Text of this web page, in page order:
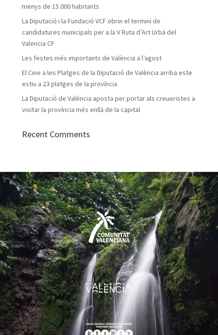
menys de 15.000 habitants
La Diputació i la Fundació VCF obrin el termini de
candidatures municipals per a la V Ruta d’Art Urbà del
Valencia CF
Les festes més importants de València a l’agost
El Cine a les Platges de la Diputació de València arriba este
estiu a 23 platges de la província
La Diputació de València aposta per portar als creueristes a
visitar la província més enllà de la capital
Recent Comments